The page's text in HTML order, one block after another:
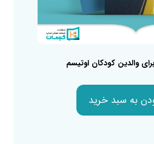
والدین کودکان اوتیسم
به سبد خرید